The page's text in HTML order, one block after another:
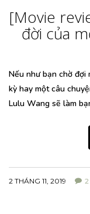
[Movie
đời của
Nếu như bạn chờ
kỳ hay một câu
Lulu Wang sẽ làm
2 THÁNG 11, 2019 2